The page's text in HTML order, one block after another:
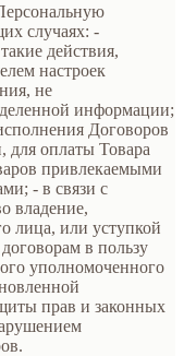
случаях: -
действия,
настроек
не
информации;
Договоров
для оплаты Товара
привлекаемыми
- в связи с
владение,
лица, или уступкой
в пользу
уполномоченного
прав и законных